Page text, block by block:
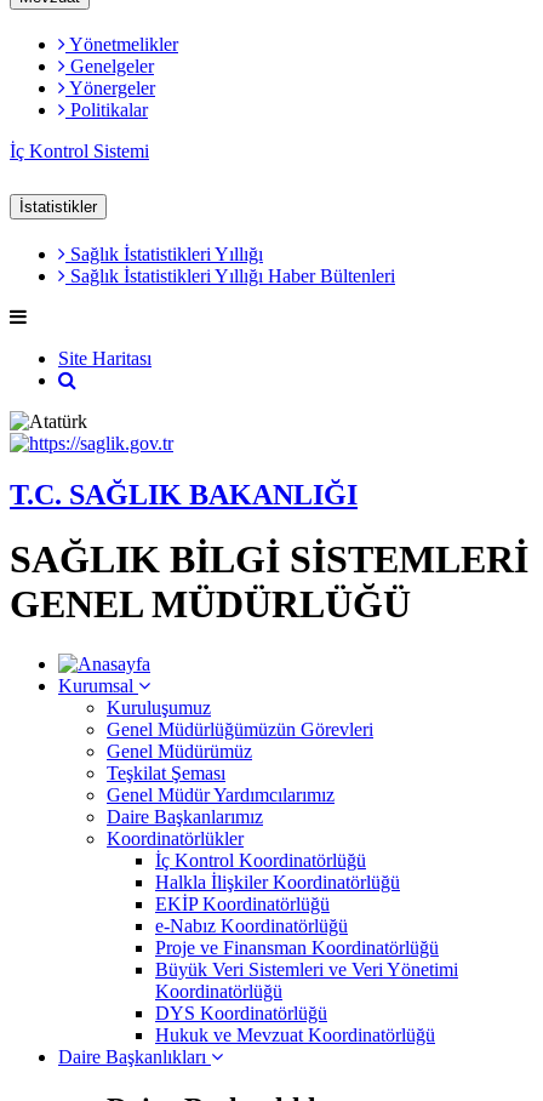
Yönetmelikler
Genelgeler
Yönergeler
Politikalar
İç Kontrol Sistemi
İstatistikler
Sağlık İstatistikleri Yıllığı
Sağlık İstatistikleri Yıllığı Haber Bültenleri
Site Haritası
T.C. SAĞLIK BAKANLIĞI
SAĞLIK BİLGİ SİSTEMLERİ
GENEL MÜDÜRLÜĞÜ
Kurumsal
Kuruluşumuz
Genel Müdürlüğümüzün Görevleri
Genel Müdürümüz
Teşkilat Şeması
Genel Müdür Yardımcılarımız
Daire Başkanlarımız
Koordinatörlükler
İç Kontrol Koordinatörlüğü
Halkla İlişkiler Koordinatörlüğü
EKİP Koordinatörlüğü
e-Nabız Koordinatörlüğü
Proje ve Finansman Koordinatörlüğü
Büyük Veri Sistemleri ve Veri Yönetimi
Koordinatörlüğü
DYS Koordinatörlüğü
Hukuk ve Mevzuat Koordinatörlüğü
Daire Başkanlıkları